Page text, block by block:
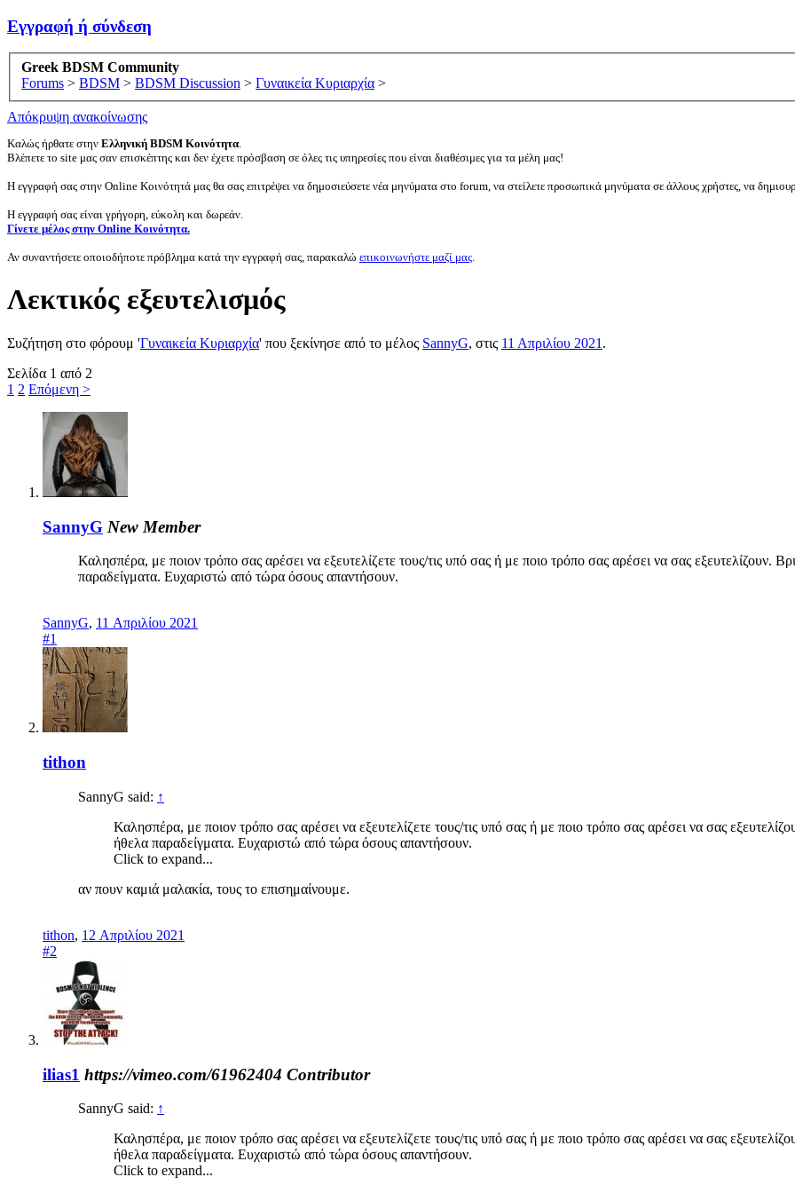
Εγγραφή ή σύνδεση
Greek BDSM Community
Forums > BDSM > BDSM Discussion > Γυναικεία Κυριαρχία >
Απόκρυψη ανακοίνωσης
Καλώς ήρθατε στην Ελληνική BDSM Κοινότητα.
Βλέπετε το site μας σαν επισκέπτης και δεν έχετε πρόσβαση σε όλες τις υπηρεσίες που είναι διαθέσιμες για τα μέλη μας!
Η εγγραφή σας στην Online Κοινότητά μας θα σας επιτρέψει να δημοσιεύσετε νέα μηνύματα στο forum, να στείλετε προσωπικά μηνύματα σε άλλους χρήστες, να
Η εγγραφή σας είναι γρήγορη, εύκολη και δωρεάν.
Γίνετε μέλος στην Online Κοινότητα.
Αν συναντήσετε οποιοδήποτε πρόβλημα κατά την εγγραφή σας, παρακαλώ επικοινωνήστε μαζί μας.
Λεκτικός εξευτελισμός
Συζήτηση στο φόρουμ 'Γυναικεία Κυριαρχία' που ξεκίνησε από το μέλος SannyG, στις 11 Απριλίου 2021 .
Σελίδα 1 από 2
1 2 Επόμενη >
SannyG New Member
Καλησπέρα, με ποιον τρόπο σας αρέσει να εξευτελίζετε τους/τις υπό σας ή με ποιο τρόπο σας αρέσει να σας εξευτελίζουν.
παραδείγματα. Ευχαριστώ από τώρα όσους απαντήσουν.
SannyG, 11 Απριλίου 2021
#1
tithon
SannyG said: ↑
Καλησπέρα, με ποιον τρόπο σας αρέσει να εξευτελίζετε τους/τις υπό σας ή με ποιο τρόπο σας αρέσει να σας
ήθελα παραδείγματα. Ευχαριστώ από τώρα όσους απαντήσουν.
Click to expand...
αν πουν καμιά μαλακία, τους το επισημαίνουμε.
tithon, 12 Απριλίου 2021
#2
ilias1 https://vimeo.com/61962404 Contributor
SannyG said: ↑
Καλησπέρα, με ποιον τρόπο σας αρέσει να εξευτελίζετε τους/τις υπό σας ή με ποιο τρόπο σας αρέσει να σας
ήθελα παραδείγματα. Ευχαριστώ από τώρα όσους απαντήσουν.
Click to expand...